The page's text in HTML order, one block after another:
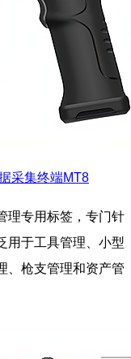
采集终端MT8
理专用标签，专门针
用于工具管理、小型
、枪支管理和资产管